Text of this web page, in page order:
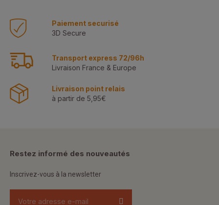
Paiement securisé
3D Secure
Transport express 72/96h
Livraison France & Europe
Livraison point relais
à partir de 5,95€
Restez informé des nouveautés
Inscrivez-vous à la newsletter